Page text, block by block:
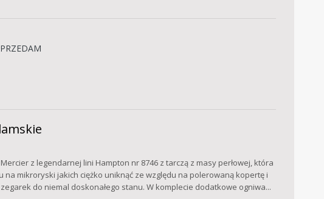
z legendarnej lini Hampton nr 8746 z tarczą z masy perłowej, która
na mikroryski jakich ciężko uniknąć ze względu na polerowaną kopertę i
do niemal doskonałego stanu. W komplecie dodatkowe ogniwa...